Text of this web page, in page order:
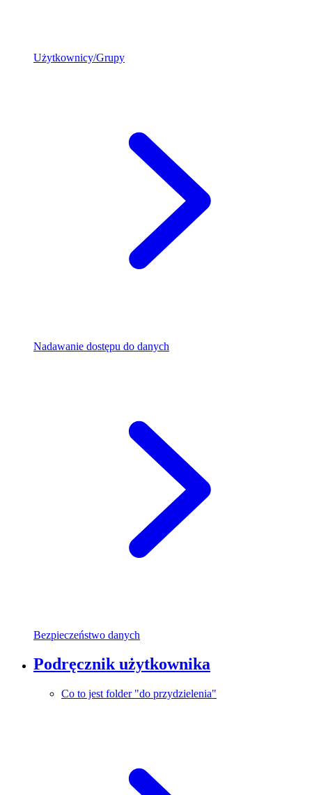
Użytkownicy/Grupy
Nadawanie dostępu do danych
Bezpieczeństwo danych
Podręcznik użytkownika
Co to jest folder "do przydzielenia"